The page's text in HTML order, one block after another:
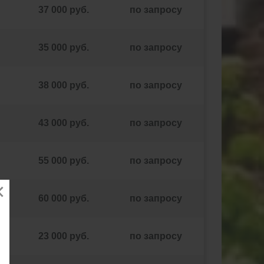
37 000 руб. по запросу
35 000 руб. по запросу
38 000 руб. по запросу
43 000 руб. по запросу
55 000 руб. по запросу
60 000 руб. по запросу
23 000 руб. по запросу